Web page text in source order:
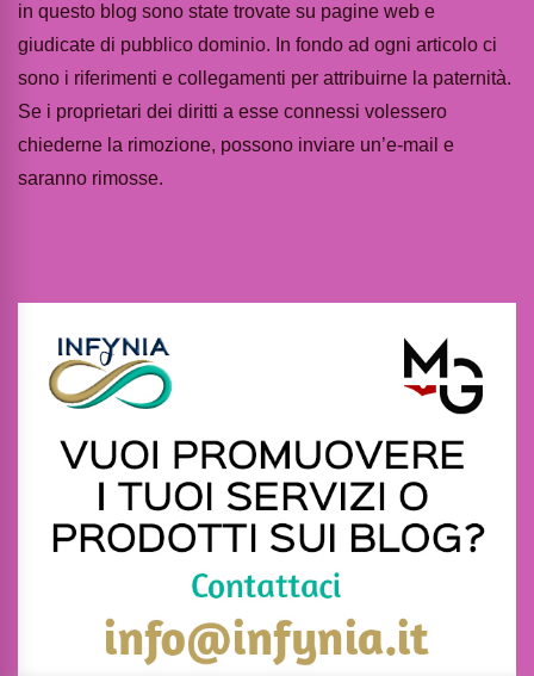
in questo blog sono state trovate su pagine web e
giudicate di pubblico dominio. In fondo ad ogni articolo ci
sono i riferimenti e collegamenti per attribuirne la paternità.
Se i proprietari dei diritti a esse connessi volessero
chiederne la rimozione, possono inviare un’e-mail e
saranno rimosse.